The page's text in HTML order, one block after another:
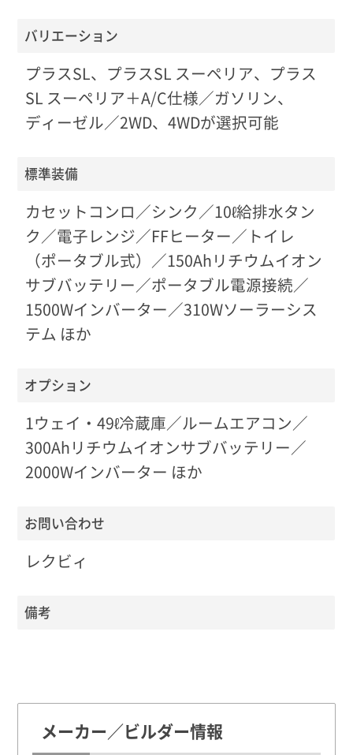
バリエーション
プラスSL、プラスSL スーペリア、プラス
SL スーペリア＋A/C仕様／ガソリン、
ディーゼル／2WD、4WDが選択可能
標準装備
カセットコンロ／シンク／10ℓ給排水タン
ク／電子レンジ／FFヒーター／トイレ
（ポータブル式）／150Ahリチウムイオン
サブバッテリー／ポータブル電源接続／
1500Wインバーター／310Wソーラーシス
テム ほか
オプション
1ウェイ・49ℓ冷蔵庫／ルームエアコン／
300Ahリチウムイオンサブバッテリー／
2000Wインバーター ほか
お問い合わせ
レクビィ
備考
メーカー／ビルダー情報